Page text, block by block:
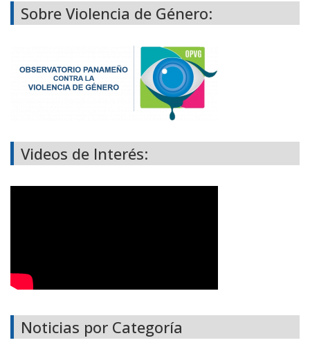
Sobre Violencia de Género:
Videos de Interés:
Noticias por Categoría